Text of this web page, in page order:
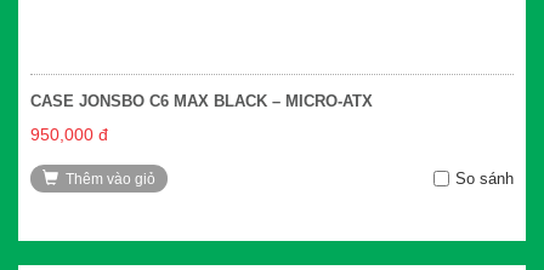
CASE JONSBO C6 MAX BLACK – MICRO-ATX
950,000 đ
Thêm vào giỏ So sánh